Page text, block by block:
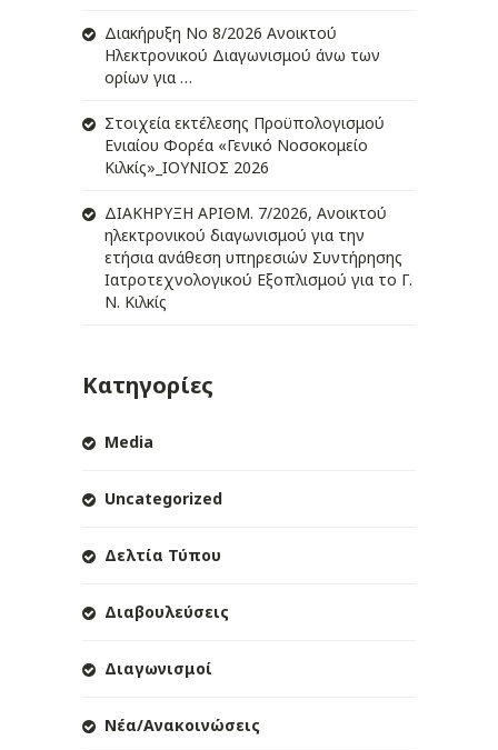
Διακήρυξη Νο 8/2026 Ανοικτού
Ηλεκτρονικού Διαγωνισμού άνω των
ορίων για …
Στοιχεία εκτέλεσης Προϋπολογισμού
Ενιαίου Φορέα «Γενικό Νοσοκομείο
Κιλκίς»_ΙΟΥΝΙΟΣ 2026
ΔIΑΚΗΡΥΞΗ ΑΡIΘΜ. 7/2026, Ανοικτού
ηλεκτρονικού διαγωνισμού για την
ετήσια ανάθεση υπηρεσιών Συντήρησης
Ιατροτεχνολογικού Εξοπλισμού για το Γ.
Ν. Κιλκίς
Κατηγορίες
Media
Uncategorized
Δελτία Τύπου
Διαβουλεύσεις
Διαγωνισμοί
Νέα/Ανακοινώσεις